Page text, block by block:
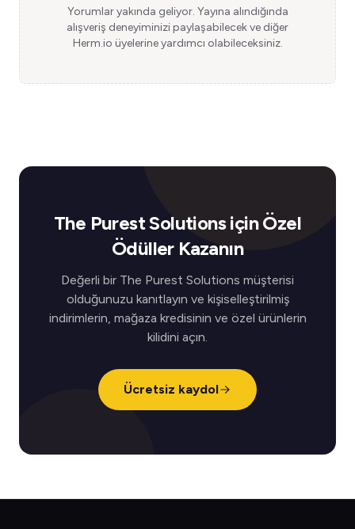
Yorumlar yakında geliyor. Yayına alındığında
alışveriş deneyiminizi paylaşabilecek ve diğer
Herm.io üyelerine yardımcı olabileceksiniz.
The Purest Solutions için Özel
Ödüller Kazanın
Değerli bir The Purest Solutions müşterisi
olduğunuzu kanıtlayın ve kişiselleştirilmiş
indirimlerin, mağaza kredisinin ve özel ürünlerin
kilidini açın.
Ücretsiz kaydol